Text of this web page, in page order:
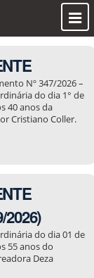
ou
Nº 347/2026 –
do dia 1° de
40 anos da
Cristiano Coller.
do dia 01 de
55 anos do
Deza